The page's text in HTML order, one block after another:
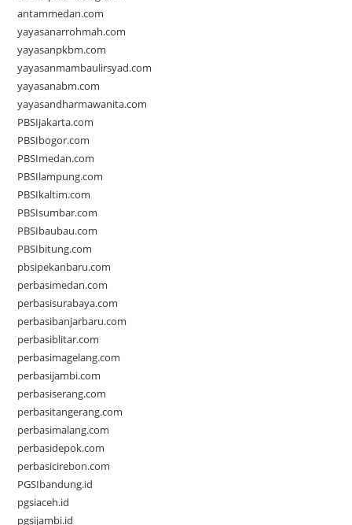
antammedan.com
yayasanarrohmah.com
yayasanpkbm.com
yayasanmambaulirsyad.com
yayasanabm.com
yayasandharmawanita.com
PBSIjakarta.com
PBSIbogor.com
PBSImedan.com
PBSIlampung.com
PBSIkaltim.com
PBSIsumbar.com
PBSIbaubau.com
PBSIbitung.com
pbsipekanbaru.com
perbasimedan.com
perbasisurabaya.com
perbasibanjarbaru.com
perbasiblitar.com
perbasimagelang.com
perbasijambi.com
perbasiserang.com
perbasitangerang.com
perbasimalang.com
perbasidepok.com
perbasicirebon.com
PGSIbandung.id
pgsiaceh.id
pgsijambi.id